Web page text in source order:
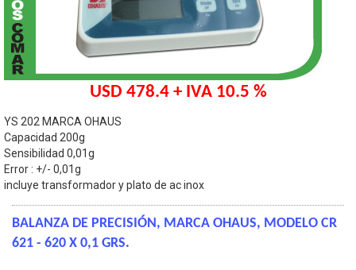
USD 478.4 + IVA 10.5 %
YS 202 MARCA OHAUS
Capacidad 200g
Sensibilidad 0,01g
Error : +/- 0,01g
incluye transformador y plato de ac inox
BALANZA DE PRECISIÓN, MARCA OHAUS, MODELO CR
621 - 620 X 0,1 GRS.